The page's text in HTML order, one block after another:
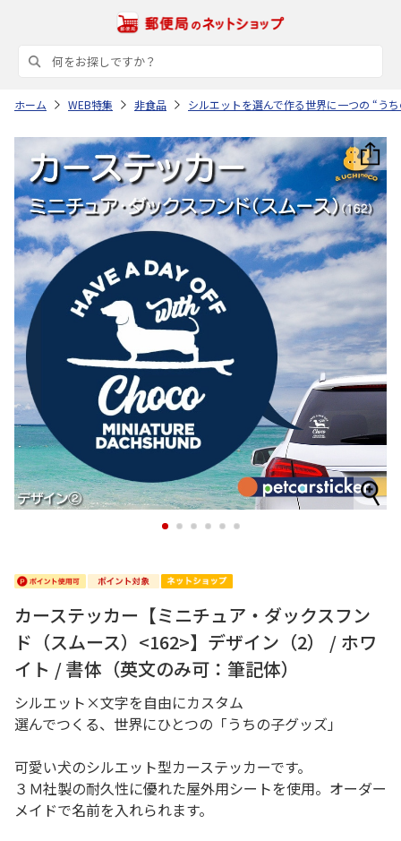
ホーム WEB特集 非食品 シルエットを選んで作る世界に一つの “う
1 2 3 4 5 6
カーステッカー【ミニチュア・ダックスフン
ド（スムース）<162>】デザイン（2） / ホワ
イト / 書体（英文のみ可：筆記体）
シルエット×文字を自由にカスタム
選んでつくる、世界にひとつの「うちの子グッズ」
可愛い犬のシルエット型カーステッカーです。
３Ｍ社製の耐久性に優れた屋外用シートを使用。オーダー
メイドで名前を入れられます。